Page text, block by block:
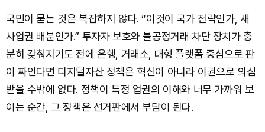
국민이 묻는 것은 복잡하지 않다. “이것이 국가 전략인가, 새
사업권 배분인가.” 투자자 보호와 불공정거래 차단 장치가 충
분히 갖춰지기도 전에 은행, 거래소, 대형 플랫폼 중심으로 판
이 짜인다면 디지털자산 정책은 혁신이 아니라 이권으로 의심
받을 수밖에 없다. 정책이 특정 업권의 이해와 너무 가까워 보
이는 순간, 그 정책은 선거판에서 부담이 된다.